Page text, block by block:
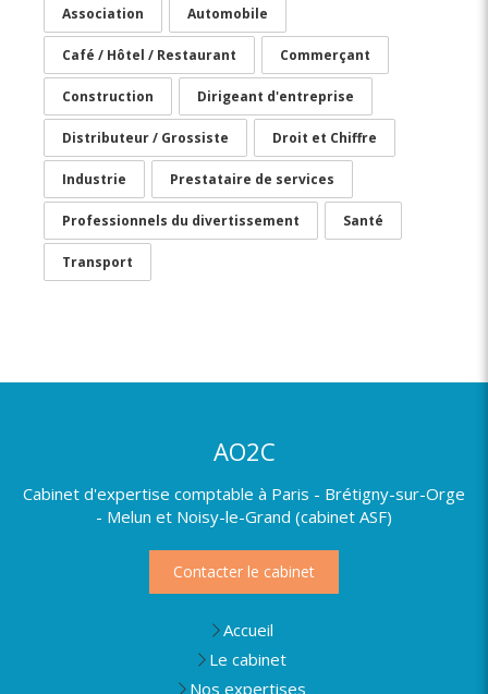
Association Automobile
Café / Hôtel / Restaurant Commerçant
Construction Dirigeant d'entreprise
Distributeur / Grossiste Droit et Chiffre
Industrie Prestataire de services
Professionnels du divertissement Santé
Transport
AO2C
Cabinet d'expertise comptable à Paris - Brétigny-sur-Orge
- Melun et Noisy-le-Grand (cabinet ASF)
Contacter le cabinet
Accueil
Le cabinet
Nos expertises